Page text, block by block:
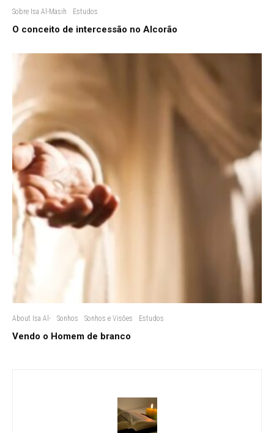
Sobre Isa Al-Masih Estudos
O conceito de intercessão no Alcorão
About Isa Al- Sonhos Sonhos e Visões Estudos
Vendo o Homem de branco